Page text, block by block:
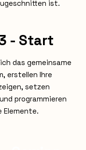
ist.
- Start
das gemeinsame
erstellen Ihre
setzen
programmieren
Elemente.